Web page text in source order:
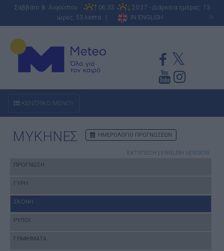
Σάββατο 8 Αυγούστου 06:33
20:27 - Διάρκεια ημέρας: 13
ώρες, 53 λεπτά |
IN ENGLISH N
ΚΕΝΤΡΙΚΟ ΜΕΝΟΥ
ΜΥΚΗΝΕΣ ΗΜΕΡΟΛΟΓΙΟ ΠΡΟΓΝΩΣΕΩΝ
ΕΚΤΥΠΩΣΗ | ENGLISH VERSION
ΠΡΟΓΝΩΣΗ
ΓΥΡΗ
ΣΚΟΝΗ
ΡΥΠΟΙ
ΓΡΑΦΗΜΑΤΑ